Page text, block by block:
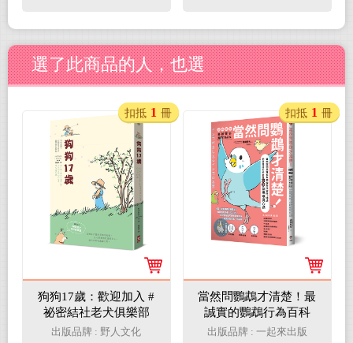
選了此商品的人，也選
狗狗17歲：歡迎加入 #
祕密結社老犬俱樂部
出版品牌 : 野人文化
扣抵 1 冊
當然問鸚鵡才清楚！最
誠實的鸚鵡行為百科
【超萌圖解】：日本寵
出版品牌 : 一起來出版
扣抵 1 冊